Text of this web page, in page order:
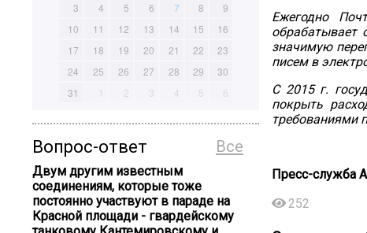
3
4 5 6 7 8
9
10
11 12 13 14 15
16
17
18 19 20 21 22
23
24
25 26 27 28 29
30
31
1 2 3 4 5 6
Все
Вопрос-ответ
Двум другим известным
соединениям, которые тоже
постоянно участвуют в параде на
Красной площади - гвардейскому
Ежегодно
обрабатывает
значимую
писем в
С 2015 г.
покрыть
требованиями
Пресс-служба
252